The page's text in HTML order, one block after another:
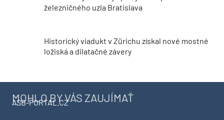
železničného uzla Bratislava
Historický viadukt v Zürichu získal nové mostné
ložiská a dilatačné závery
MOHLO BY VÁS ZAUJÍMAŤ
ASB-PORTAL.CZ